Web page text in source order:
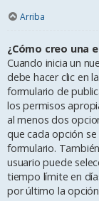
Arriba
¿Cómo creo una
Cuando inicia un
debe hacer clic en
formulario de
los permisos
al menos dos
que cada opción
formulario.
usuario puede
tiempo límite en
por último la